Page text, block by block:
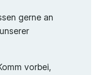
gerne an
vorbei,